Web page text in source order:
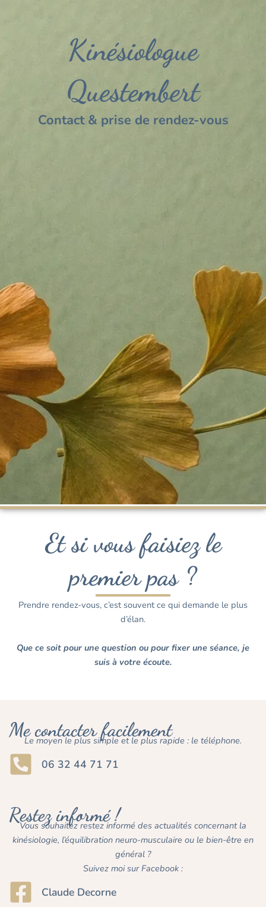
Kinésiologue
Questembert
Contact & prise de rendez-vous
Et si vous faisiez le
premier pas ?
Prendre rendez-vous, c’est souvent ce qui demande le plus
d’élan.
Que ce soit pour une question ou pour fixer une séance, je
suis à votre écoute.
Me contacter facilement
Le moyen le plus simple et le plus rapide : le téléphone.
06 32 44 71 71
Restez informé !
Vous souhaitez restez informé des actualités concernant la
kinésiologie, l’équilibration neuro-musculaire ou le bien-être en
général ?
Suivez moi sur Facebook :
Claude Decorne